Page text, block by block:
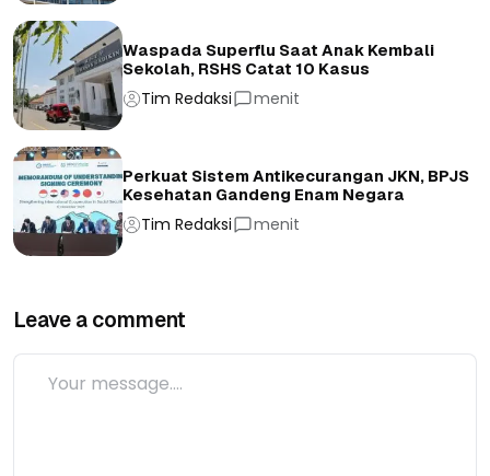
Waspada Superflu Saat Anak Kembali
Sekolah, RSHS Catat 10 Kasus
Tim Redaksi menit
Perkuat Sistem Antikecurangan JKN, BPJS
Kesehatan Gandeng Enam Negara
Tim Redaksi menit
Leave a comment